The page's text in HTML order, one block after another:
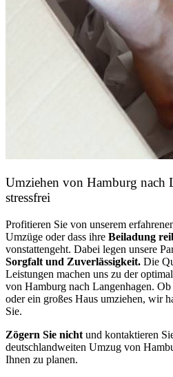
Umziehen von Hamburg nach
stressfrei
Profitieren Sie von unserem
Umzüge oder dass ihre Beiladung
vonstattengeht. Dabei legen unsere
Sorgfalt und Zuverlässigkeit. Die
Leistungen machen uns zu der
von Hamburg nach Langenhagen.
oder ein großes Haus umziehen, wir
Sie.
Zögern Sie nicht und kontaktieren
deutschlandweiten Umzug von
Ihnen zu planen.